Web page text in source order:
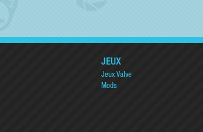
JEUX
Jeux Valve
Mods